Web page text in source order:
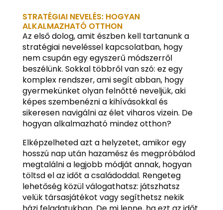
STRATÉGIAI NEVELÉS: HOGYAN
ALKALMAZHATÓ OTTHON
Az első dolog, amit észben kell tartanunk a
stratégiai neveléssel kapcsolatban, hogy
nem csupán egy egyszerű módszerről
beszélünk. Sokkal többről van szó: ez egy
komplex rendszer, ami segít abban, hogy
gyermekünket olyan felnőtté neveljük, aki
képes szembenézni a kihívásokkal és
sikeresen navigálni az élet viharos vizein. De
hogyan alkalmazható mindez otthon?
Elképzelheted azt a helyzetet, amikor egy
hosszú nap után hazamész és megpróbálod
megtalálni a legjobb módját annak, hogyan
töltsd el az időt a családoddal. Rengeteg
lehetőség közül válogathatsz: játszhatsz
velük társasjátékot vagy segíthetsz nekik